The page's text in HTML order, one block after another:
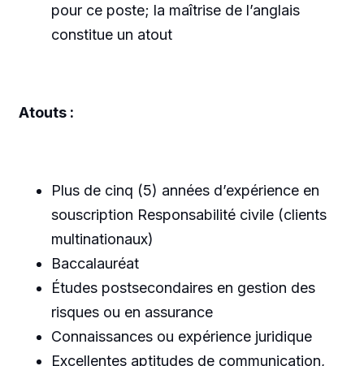
pour ce poste; la maîtrise de l’anglais
constitue un atout
Atouts :
Plus de cinq (5) années d’expérience en
souscription Responsabilité civile (clients
multinationaux)
Baccalauréat
Études postsecondaires en gestion des
risques ou en assurance
Connaissances ou expérience juridique
Excellentes aptitudes de communication,